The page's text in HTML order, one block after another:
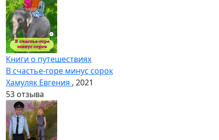
Книги о путешествиях
В счастье-горе минус сорок
Хамуляк Евгения , 2021
53 отзыва